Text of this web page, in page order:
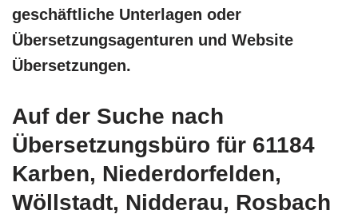
geschäftliche Unterlagen oder
Übersetzungsagenturen und Website
Übersetzungen.
Auf der Suche nach
Übersetzungsbüro für 61184
Karben, Niederdorfelden,
Wöllstadt, Nidderau, Rosbach